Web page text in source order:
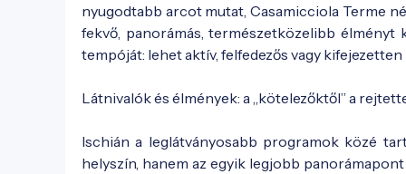
nyugodtabb arcot mutat, Casamicciola Terme
fekvő, panorámás, természetközelibb élményt
tempóját: lehet aktív, felfedezős vagy kifejezetten
Látnivalók és élmények: a „kötelezőktől” a
Ischián a leglátványosabb programok közé
helyszín, hanem az egyik legjobb